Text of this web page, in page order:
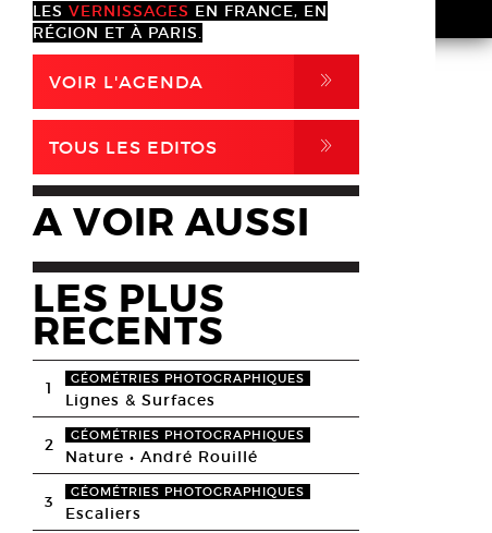
LES VERNISSAGES EN FRANCE, EN
RÉGION ET À PARIS.
VOIR L'AGENDA ,
TOUS LES EDITOS ,
A VOIR AUSSI
LES PLUS
RECENTS
1 GÉOMÉTRIES PHOTOGRAPHIQUES
Lignes & Surfaces
2 GÉOMÉTRIES PHOTOGRAPHIQUES
Nature • André Rouillé
3 GÉOMÉTRIES PHOTOGRAPHIQUES
Escaliers